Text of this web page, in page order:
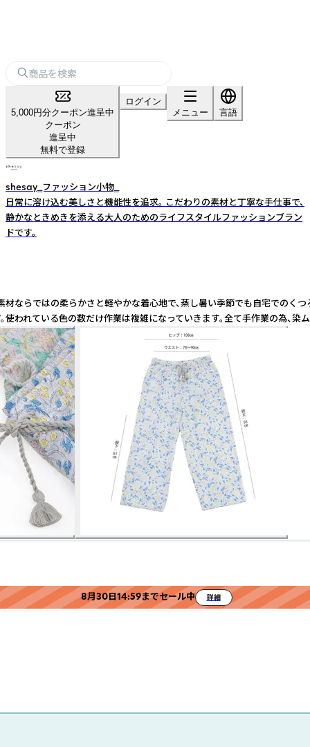
5,000円分クーポン進呈中
クーポン
進呈中
無料で登録
ログイン
メニュー
言語
shesay‗ファッション小物‗
日常に溶け込む美しさと機能性を追求。 こだわりの素材と丁寧な手仕事で、
静かなときめきを添える大人のためのライフスタイルファッションブラン
ドです。
ではの柔らかさと軽やかな着心地で、蒸し暑い季節でも自宅で
れている色の数だけ作業は複雑になっていきます。全て手作業の為
8月30日14:59までセール中 詳細